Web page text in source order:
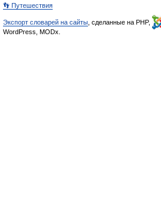
👣 Путешествия
Экспорт словарей на сайты , сделанные на PHP,
WordPress, MODx.